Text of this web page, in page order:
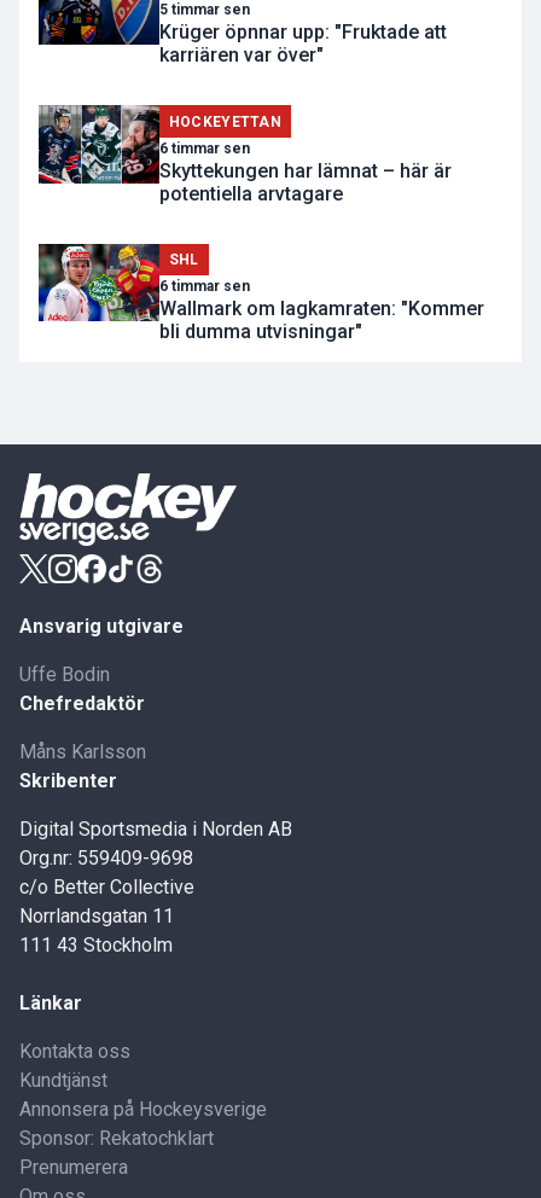
5 timmar sen
Krüger öpnnar upp: "Fruktade att
karriären var över"
HOCKEYETTAN
6 timmar sen
Skyttekungen har lämnat – här är
potentiella arvtagare
SHL
6 timmar sen
Wallmark om lagkamraten: "Kommer
bli dumma utvisningar"
Ansvarig utgivare
Uffe Bodin
Chefredaktör
Måns Karlsson
Skribenter
Digital Sportsmedia i Norden AB
Org.nr: 559409-9698
c/o Better Collective
Norrlandsgatan 11
111 43 Stockholm
Länkar
Kontakta oss
Kundtjänst
Annonsera på Hockeysverige
Sponsor: Rekatochklart
Prenumerera